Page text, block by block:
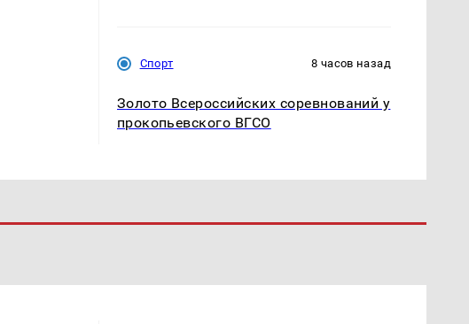
Спорт 8 часов назад
Золото Всероссийских соревнований у
прокопьевского ВГСО